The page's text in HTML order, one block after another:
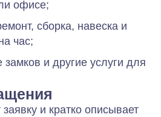
офисе;
сборка, навеска и
час;
замков и другие услуги для
и кратко описывает